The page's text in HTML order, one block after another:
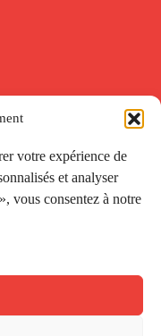
votre expérience de
et analyser
vous consentez à notre